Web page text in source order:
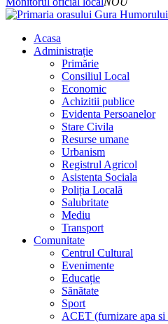
Acasa
Administrație
Primărie
Consiliul Local
Economic
Achizitii publice
Evidenta Persoanelor
Stare Civila
Resurse umane
Urbanism
Registrul Agricol
Asistenta Sociala
Poliția Locală
Salubritate
Mediu
Transport
Comunitate
Centrul Cultural
Evenimente
Educație
Sănătate
Sport
ACET (furnizare apa si